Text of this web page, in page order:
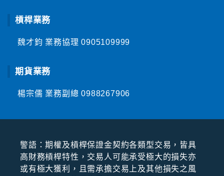
槓桿業務
魏才鈞 業務協理0905109999
期貨業務
楊宗儒 業務副總0988267906
警語：期權及槓桿保證⾦契約各類型交易，皆具
⾼財務槓桿特性，交易⼈可能承受極⼤的損失亦
或有極⼤獲利，且需承擔交易上及其他損失之風